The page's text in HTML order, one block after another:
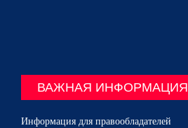
ВАЖНАЯ ИНФОРМАЦИЯ
Информация для правообладателей